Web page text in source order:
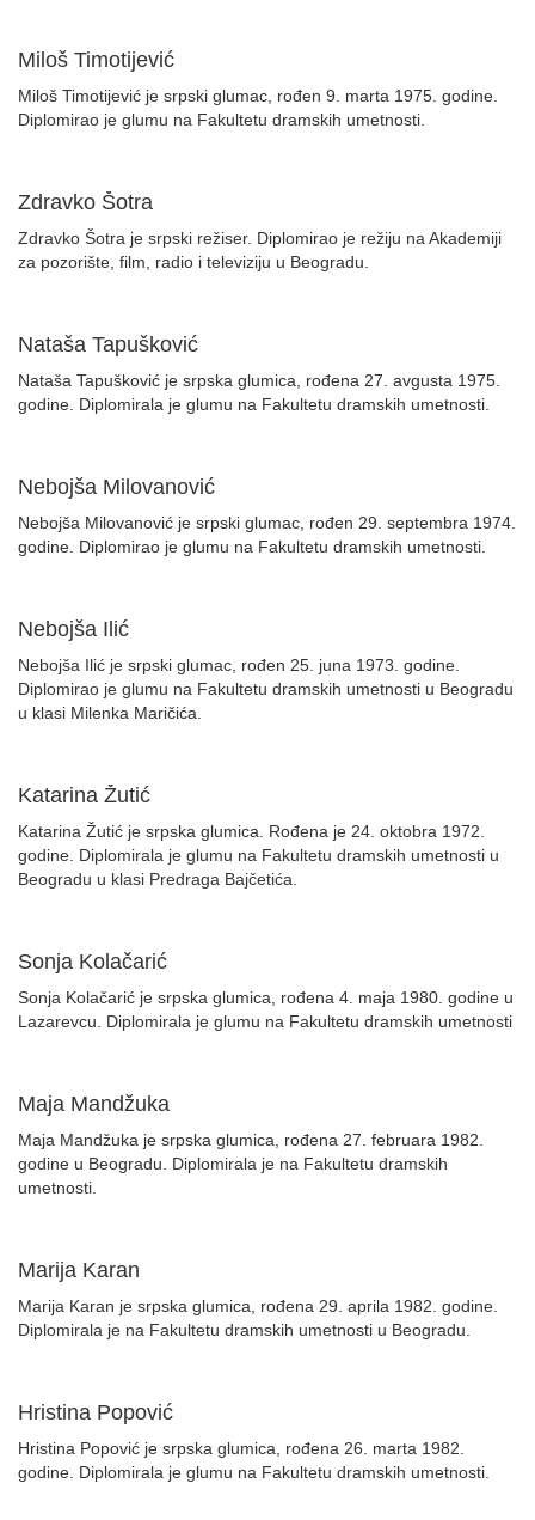
Miloš Timotijević
Miloš Timotijević je srpski glumac, rođen 9. marta 1975. godine.
Diplomirao je glumu na Fakultetu dramskih umetnosti.
Zdravko Šotra
Zdravko Šotra je srpski režiser. Diplomirao je režiju na Akademiji
za pozorište, film, radio i televiziju u Beogradu.
Nataša Tapušković
Nataša Tapušković je srpska glumica, rođena 27. avgusta 1975.
godine. Diplomirala je glumu na Fakultetu dramskih umetnosti.
Nebojša Milovanović
Nebojša Milovanović je srpski glumac, rođen 29. septembra 1974.
godine. Diplomirao je glumu na Fakultetu dramskih umetnosti.
Nebojša Ilić
Nebojša Ilić je srpski glumac, rođen 25. juna 1973. godine.
Diplomirao je glumu na Fakultetu dramskih umetnosti u Beogradu
u klasi Milenka Maričića.
Katarina Žutić
Katarina Žutić je srpska glumica. Rođena je 24. oktobra 1972.
godine. Diplomirala je glumu na Fakultetu dramskih umetnosti u
Beogradu u klasi Predraga Bajčetića.
Sonja Kolačarić
Sonja Kolačarić je srpska glumica, rođena 4. maja 1980. godine u
Lazarevcu. Diplomirala je glumu na Fakultetu dramskih umetnosti
Maja Mandžuka
Maja Mandžuka je srpska glumica, rođena 27. februara 1982.
godine u Beogradu. Diplomirala je na Fakultetu dramskih
umetnosti.
Marija Karan
Marija Karan je srpska glumica, rođena 29. aprila 1982. godine.
Diplomirala je na Fakultetu dramskih umetnosti u Beogradu.
Hristina Popović
Hristina Popović je srpska glumica, rođena 26. marta 1982.
godine. Diplomirala je glumu na Fakultetu dramskih umetnosti.